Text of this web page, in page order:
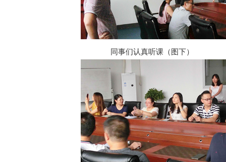
同事们认真听课（图下）